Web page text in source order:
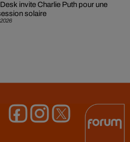
invite Charlie Puth pour une
solaire